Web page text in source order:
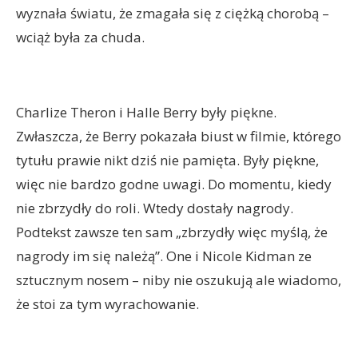
wyznała światu, że zmagała się z ciężką chorobą –
wciąż była za chuda.
Charlize Theron i Halle Berry były piękne.
Zwłaszcza, że Berry pokazała biust w filmie, którego
tytułu prawie nikt dziś nie pamięta. Były piękne,
więc nie bardzo godne uwagi. Do momentu, kiedy
nie zbrzydły do roli. Wtedy dostały nagrody.
Podtekst zawsze ten sam „zbrzydły więc myślą, że
nagrody im się należą”. One i Nicole Kidman ze
sztucznym nosem – niby nie oszukują ale wiadomo,
że stoi za tym wyrachowanie.